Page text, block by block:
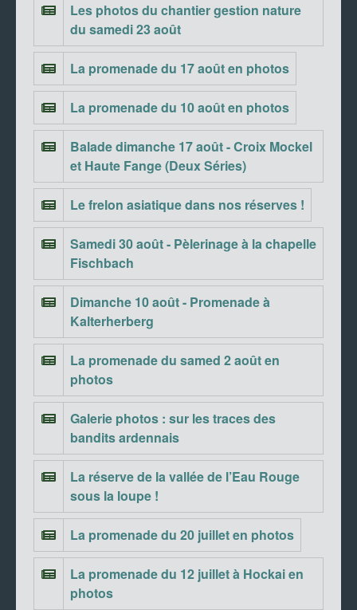
Les photos du chantier gestion nature
du samedi 23 août
La promenade du 17 août en photos
La promenade du 10 août en photos
Balade dimanche 17 août - Croix Mockel
et Haute Fange (Deux Séries)
Le frelon asiatique dans nos réserves !
Samedi 30 août - Pèlerinage à la chapelle
Fischbach
Dimanche 10 août - Promenade à
Kalterherberg
La promenade du samed 2 août en
photos
Galerie photos : sur les traces des
bandits ardennais
La réserve de la vallée de l’Eau Rouge
sous la loupe !
La promenade du 20 juillet en photos
La promenade du 12 juillet à Hockai en
photos